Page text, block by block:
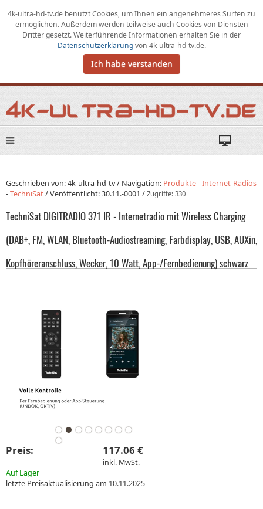
4k-ultra-hd-tv.de benutzt Cookies, umIhnen ein angenehmeres Surfen zu
ermöglichen.Außerdem werden teilweise auch Cookies von Diensten
Dritter gesetzt. Weiterführende Informationen erhalten Sie in der
Datenschutzerklärungvon 4k-ultra-hd-tv.de.
Ich habe verstanden
Geschrieben von: 4k-ultra-hd-tv / Navigation: Produkte-Internet-Radios
-TechniSat/Veröffentlicht:30.11.-0001 / Zugriffe: 330
TechniSat DIGITRADIO 371 IR - Internetradio mit Wireless Charging
(DAB+, FM, WLAN, Bluetooth-Audiostreaming, Farbdisplay, USB, AUXin,
Kopfhöreranschluss, Wecker, 10 Watt, App-/Fernbedienung) schwarz
Preis: 117.06 €
inkl. MwSt.
Auf Lager
letzte Preisaktualisierung am 10.11.2025